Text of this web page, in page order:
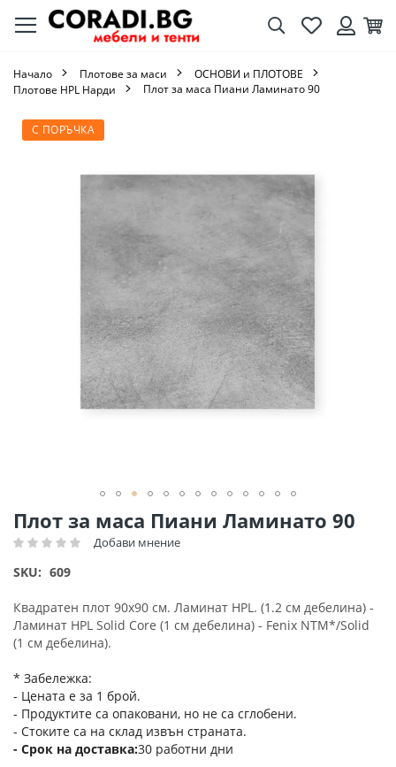
ТърсенеЛюбими
Начало Плотове за маси
ОСНОВИ и ПЛОТОВЕ
Плотове HPL Нарди
Плот за маса Пиани Ламинато 90
Плот за маса Пиани Ламинато 90
Рейтинг: Добави мнение
SKU 609
Квадратен плот 90х90 см. Ламинат HPL. (1.2 см дебелина) -
Ламинат HPL Solid Core (1 см дебелина) - Fenix NTM*/Solid
(1 см дебелина).
* Забележка:
- Цената е за 1 брой.
- Продуктите са опаковани, но не са сглобени.
- Стоките са на склад извън страната.
Срок на доставка 30 работни дни
С ПОРЪЧКА
Преминете
към
Преминете
към
началото
на
със
снимки